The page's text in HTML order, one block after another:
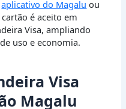
aplicativo do Magalu ou
é aceito em
Visa, ampliando
uso e economia.
Visa
Magalu